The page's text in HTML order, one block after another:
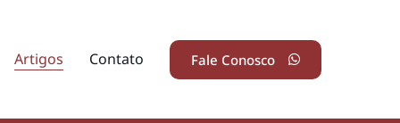
Artigos Contato Fale Conosco